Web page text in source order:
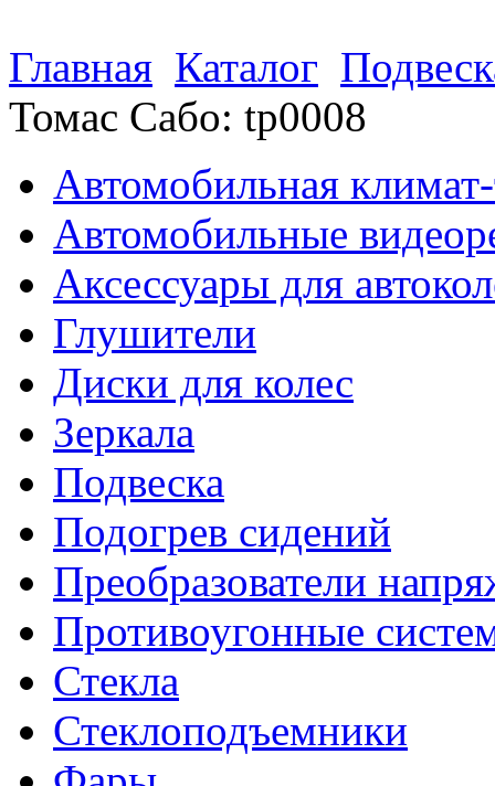
Главная Каталог
Томас Сабо: tp0008
Автомобильная
Автомобильные
Аксессуары для
Глушители
Диски для колес
Зеркала
Подвеска
Подогрев сидений
Преобразователи
Противоугонные
Стекла
Стеклоподъемники